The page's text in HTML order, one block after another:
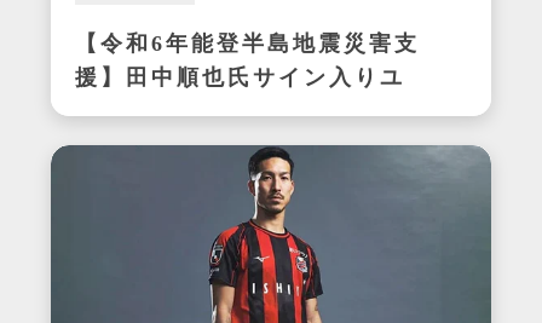
【令和6年能登半島地震災害支
援】田中順也氏サイン入りユ
ニフォーム